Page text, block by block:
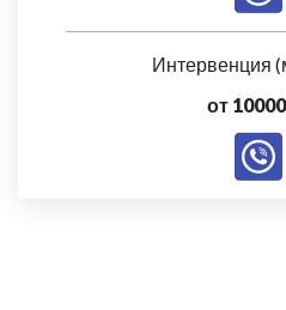
Интервенция
от